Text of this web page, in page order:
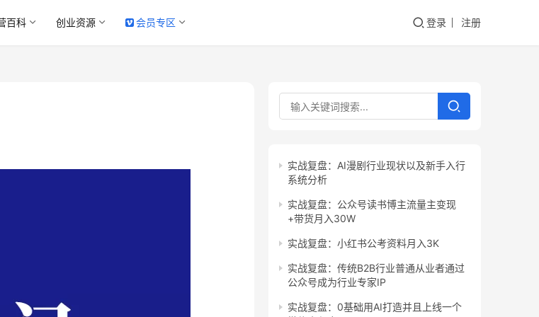
百科 创业资源 会员专区 登录 注册
实战复盘：AI漫剧行业现状以及新手入行
系统分析
实战复盘：公众号读书博主流量主变现
+带货月入30W
实战复盘：小红书公考资料月入3K
实战复盘：传统B2B行业普通从业者通过
公众号成为行业专家IP
实战复盘：0基础用AI打造并且上线一个